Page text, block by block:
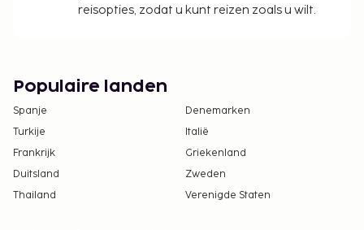
borgsommen zijn mogelijk excl. btw en kunnen
het bedrag van EUR 1000 niet overschrijden.
Neem voor meer informatie contact op met de
accommodatie via de gegevens in de
boekingsbevestiging.
Contactloos uitchecken is mogelijk.
reisopties, zodat u kunt reizen zoals u wilt.
Populaire landen
Spanje
Denemarken
Turkije
Italië
Frankrijk
Griekenland
Duitsland
Zweden
Thailand
Verenigde Staten